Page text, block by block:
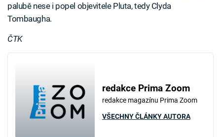
palubě nese i popel objevitele Pluta, tedy Clyda
Tombaugha.
ČTK
redakce Prima Zoom
redakce magazínu Prima Zoom
VŠECHNY ČLÁNKY AUTORA